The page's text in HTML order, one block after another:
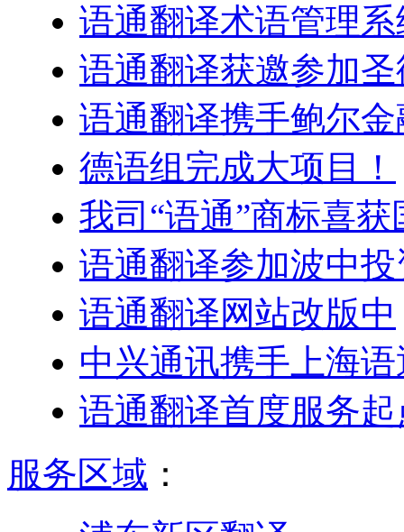
语通翻译术语管理
语通翻译获邀参加
语通翻译携手鲍尔
德语组完成大项目！
我司“语通”商标喜
语通翻译参加波中
语通翻译网站改版中
中兴通讯携手上海
语通翻译首度服务
服务区域 ：